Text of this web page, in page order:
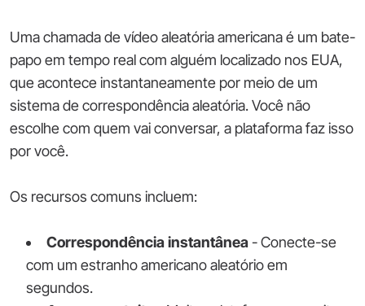
Uma chamada de vídeo aleatória americana é um bate-
papo em tempo real com alguém localizado nos EUA,
que acontece instantaneamente por meio de um
sistema de correspondência aleatória. Você não
escolhe com quem vai conversar, a plataforma faz isso
por você.
Os recursos comuns incluem:
Correspondência instantânea- Conecte-se
com um estranho americano aleatório em
segundos.